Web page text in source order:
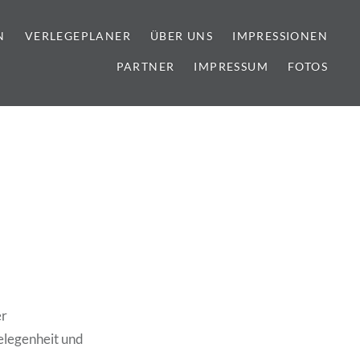
VERLEGEPLANER ÜBER UNS IMPRESSIONEN
PARTNER IMPRESSUM FOTOS
und